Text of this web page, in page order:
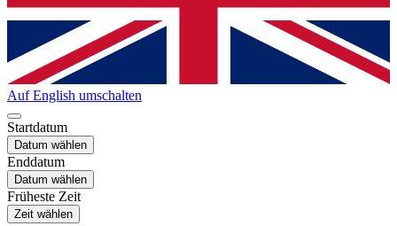
Auf English umschalten
Startdatum
Datum wählen
Enddatum
Datum wählen
Früheste Zeit
Zeit wählen